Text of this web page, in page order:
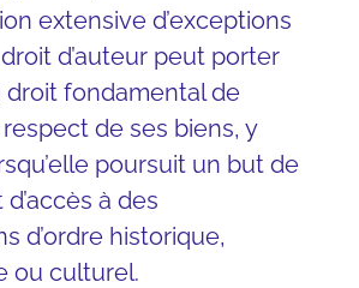
extensive d’exceptions
d’auteur peut porter
fondamental de
de ses biens, y
poursuit un but de
à des
d’ordre historique,
ou culturel.